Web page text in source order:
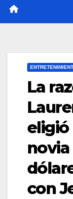
La
eligió
con